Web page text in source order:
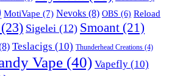
MotiVape (7) Nevoks (8) OBS (6) Reload
(23) Sigelei (12) Smoant (21)
Teslacigs (10) Thunderhead Creations (4)
Vape (40) Vapefly (10)